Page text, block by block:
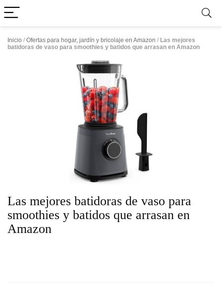
Inicio / Ofertas para hogar, jardín y bricolaje en Amazon / Las mejores
batidoras de vaso para smoothies y batidos que arrasan en Amazon
Las mejores batidoras de vaso para
smoothies y batidos que arrasan en
Amazon